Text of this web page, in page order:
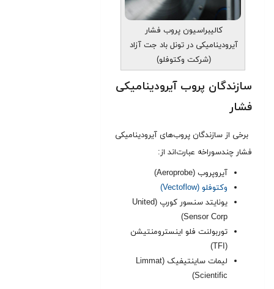
کالیبراسیون پروب فشار
آیرودینامیکی در تونل باد جت آزاد
(شرکت وکتوفلو)
سازندگان پروب آیرودینامیکی
فشار
برخی از سازندگان پروب‌های آیرودینامیکی
فشار چندسوراخه عبارت‌اند از:
آیروپروب (Aeroprobe)
وکتوفلو (Vectoflow)
یونایتد سنسور کورپ (United
Sensor Corp)
توربولنت فلو اینسترومنتیشن
(TFI)
لیمات ساینتیفیک (Limmat
Scientific)